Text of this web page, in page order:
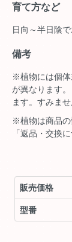
育て方など
日向～半日陰
備考
※植物には個体
が異なります
ます。すみま
※植物は商品の
「返品・交換
販売価格
型番